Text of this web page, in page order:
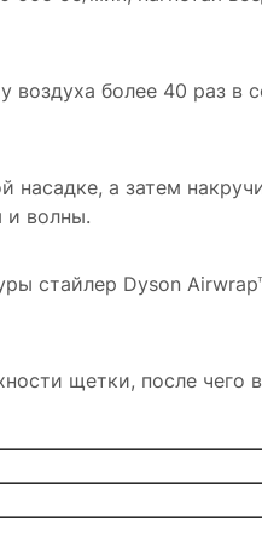
более 40 раз в
а затем
и волны.
стайлер Dyson
щетки, после